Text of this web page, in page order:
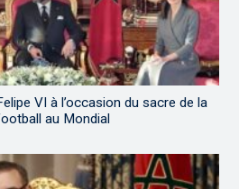
VI à l’occasion du sacre de la
au Mondial